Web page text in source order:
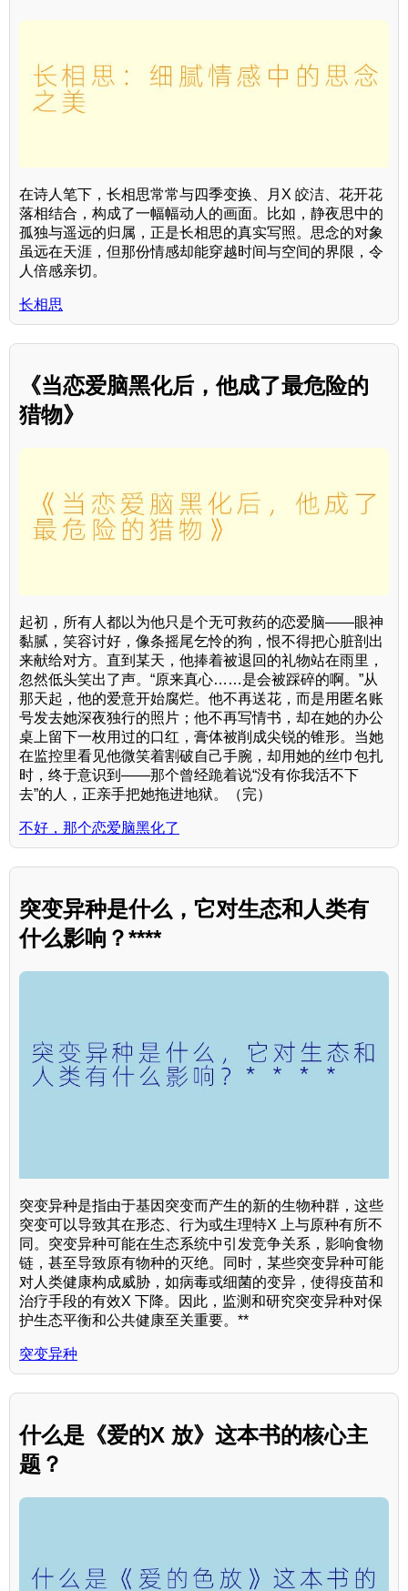
在诗人笔下，长相思常常与四季变换、月X 皎洁、花开花
落相结合，构成了一幅幅动人的画面。比如，静夜思中的
孤独与遥远的归属，正是长相思的真实写照。思念的对象
虽远在天涯，但那份情感却能穿越时间与空间的界限，令
人倍感亲切。
长相思
《当恋爱脑黑化后，他成了最危险的
猎物》
起初，所有人都以为他只是个无可救药的恋爱脑——眼神
黏腻，笑容讨好，像条摇尾乞怜的狗，恨不得把心脏剖出
来献给对方。直到某天，他捧着被退回的礼物站在雨里，
忽然低头笑出了声。“原来真心……是会被踩碎的啊。”从
那天起，他的爱意开始腐烂。他不再送花，而是用匿名账
号发去她深夜独行的照片；他不再写情书，却在她的办公
桌上留下一枚用过的口红，膏体被削成尖锐的锥形。当她
在监控里看见他微笑着割破自己手腕，却用她的丝巾包扎
时，终于意识到——那个曾经跪着说“没有你我活不下
去”的人，正亲手把她拖进地狱。（完）
不好，那个恋爱脑黑化了
突变异种是什么，它对生态和人类有
什么影响？****
突变异种是指由于基因突变而产生的新的生物种群，这些
突变可以导致其在形态、行为或生理特X 上与原种有所不
同。突变异种可能在生态系统中引发竞争关系，影响食物
链，甚至导致原有物种的灭绝。同时，某些突变异种可能
对人类健康构成威胁，如病毒或细菌的变异，使得疫苗和
治疗手段的有效X 下降。因此，监测和研究突变异种对保
护生态平衡和公共健康至关重要。**
突变异种
什么是《爱的X 放》这本书的核心主
题？